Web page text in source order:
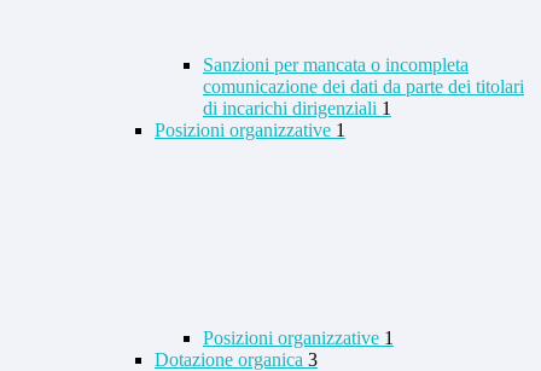
Sanzioni per mancata o incompleta
comunicazione dei dati da parte dei titolari
di incarichi dirigenziali 1
Posizioni organizzative 1
Posizioni organizzative 1
Dotazione organica 3